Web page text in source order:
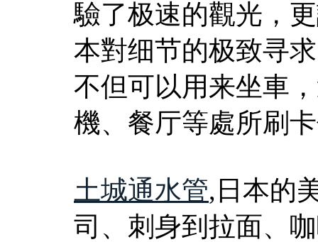
驗了极速的觀光，
本對细节的极致寻
不但可以用来坐車
機、餐厅等處所刷
土城通水管,日本的
司、刺身到拉面、